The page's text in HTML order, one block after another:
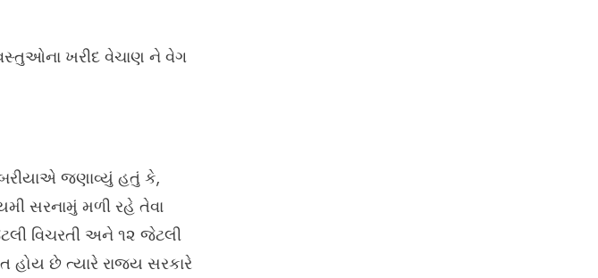
ખરીદ વેચાણ ને વેગ
જણાવ્યું હતું કે,
સરનામું મળી રહે તેવા
વિચરતી અને ૧૨ જેટલી
હોય છે ત્યારે રાજ્ય સરકારે